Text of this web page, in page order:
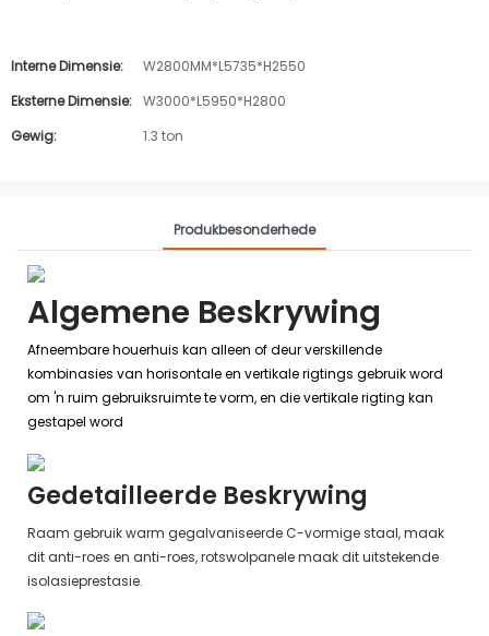
Interne Dimensie:
W2800MM*L5735*H2550
Eksterne Dimensie: W3000*L5950*H2800
Gewig:
1.3 ton
Produkbesonderhede
Algemene Beskrywing
Afneembare houerhuis kan alleen of deur verskillende
kombinasies van horisontale en vertikale rigtings gebruik word
om 'n ruim gebruiksruimte te vorm, en die vertikale rigting kan
gestapel word
Gedetailleerde Beskrywing
Raam gebruik warm gegalvaniseerde C-vormige staal, maak
dit anti-roes en anti-roes, rotswolpanele maak dit uitstekende
isolasieprestasie.